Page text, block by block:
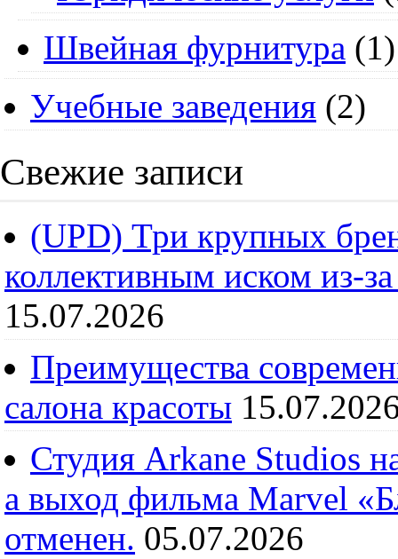
Швейная фурнитура (1)
Учебные заведения (2)
Свежие записи
(UPD) Три крупных
коллективным иском из-
15.07.2026
Преимущества
салона красоты
Студия Arkane Studios
а выход фильма Marvel
отменен. 05.07.2026